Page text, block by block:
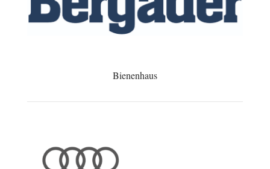
Bienenhaus